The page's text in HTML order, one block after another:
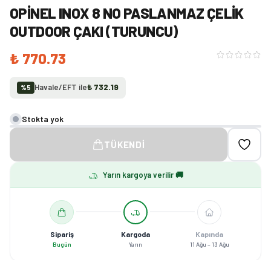
OPINEL INOX 8 NO PASLANMAZ ÇELIK
OUTDOOR ÇAKI (TURUNCU)
₺ 770.73
%5 Havale/EFT ile₺ 732.19
Stokta yok
TÜKENDI
Yarın kargoya verilir 🚚
Sipariş
Bugün
Kargoda
Yarın
Kapında
11 Ağu – 13 Ağu